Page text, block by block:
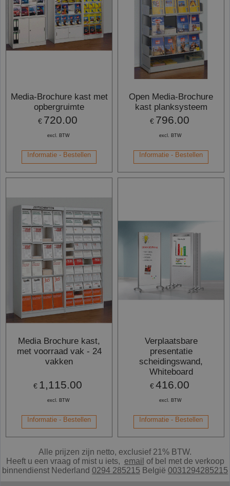
Media-Brochure kast met
opbergruimte
€ 720.00
excl. BTW
Informatie - Bestellen
Open Media-Brochure
kast planksysteem
€ 796.00
excl. BTW
Informatie - Bestellen
Media Brochure kast,
met voorraad vak - 24
vakken
€ 1,115.00
excl. BTW
Informatie - Bestellen
Verplaatsbare
presentatie
scheidingswand,
Whiteboard
€416.00
excl. BTW
Informatie - Bestellen
Alle prijzen zijn netto, exclusief 21% BTW.
Heeft u een vraag of mist u iets, email of bel met de verkoop
binnendienst Nederland 0294 285215 België 0031294285215